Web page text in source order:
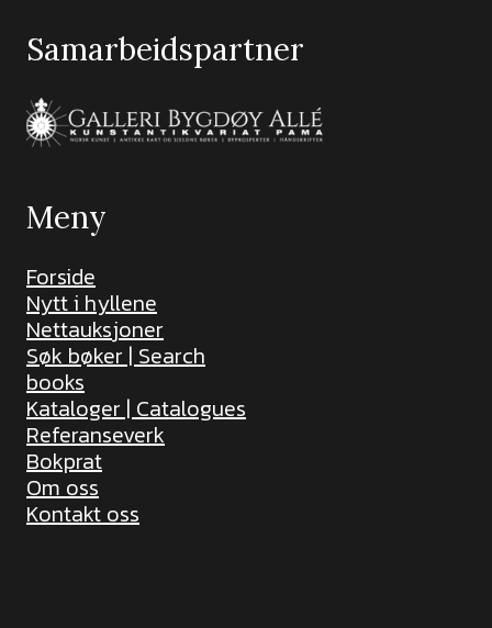
Samarbeidspartner
Meny
Forside
Nytt i hyllene
Nettauksjoner
Søk bøker | Search
books
Kataloger | Catalogues
Referanseverk
Bokprat
Om oss
Kontakt oss